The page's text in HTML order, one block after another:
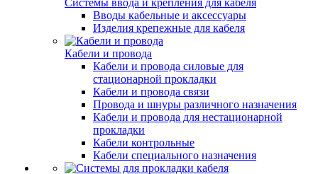
Системы ввода и крепления для кабеля
Вводы кабельные и аксессуары
Изделия крепежные для кабеля
Кабели и провода
Кабели и провода силовые для
стационарной прокладки
Кабели и провода связи
Провода и шнуры различного назначения
Кабели и провода для нестационарной
прокладки
Кабели контрольные
Кабели специального назначения